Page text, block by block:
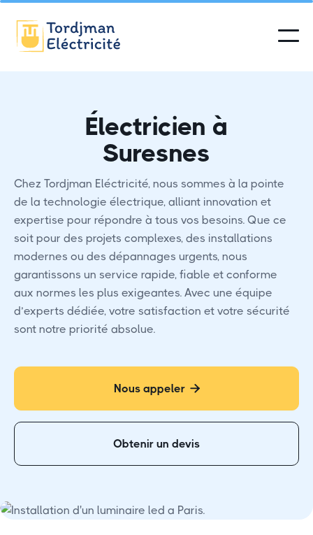
Électricien à
Suresnes
Chez Tordjman Eléctricité, nous sommes à la pointe
de la technologie électrique, alliant innovation et
expertise pour répondre à tous vos besoins. Que ce
soit pour des projets complexes, des installations
modernes ou des dépannages urgents, nous
garantissons un service rapide, fiable et conforme
aux normes les plus exigeantes. Avec une équipe
d’experts dédiée, votre satisfaction et votre sécurité
sont notre priorité absolue.
Nous appeler 
Obtenir un devis